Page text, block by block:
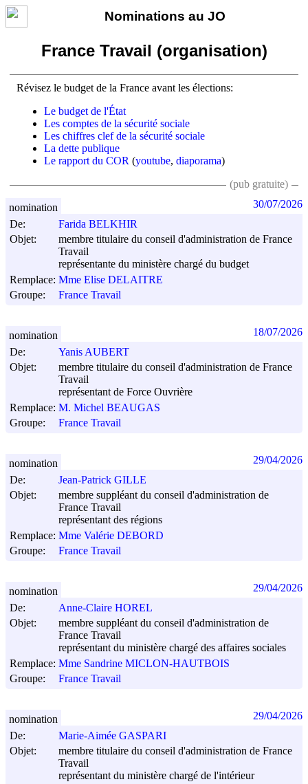
Nominations au JO
France Travail (organisation)
Révisez le budget de la France avant les élections:
Le budget de l'État
Les comptes de la sécurité sociale
Les chiffres clef de la sécurité sociale
La dette publique
Le rapport du COR (youtube, diaporama)
(pub gratuite)
De:
Farida BELKHIR
Objet:
membre titulaire du conseil d'administration de France
Travail
représentante du ministère chargé du budget
Remplace: Mme Elise DELAITRE
Groupe:
France Travail
nomination 30/07/2026
De:
Yanis AUBERT
Objet:
membre titulaire du conseil d'administration de France
Travail
représentant de Force Ouvrière
Remplace: M. Michel BEAUGAS
Groupe:
France Travail
nomination 18/07/2026
De:
Jean-Patrick GILLE
Objet:
membre suppléant du conseil d'administration de
France Travail
représentant des régions
Remplace: Mme Valérie DEBORD
Groupe:
France Travail
nomination 29/04/2026
De:
Anne-Claire HOREL
Objet:
membre suppléant du conseil d'administration de
France Travail
représentant du ministère chargé des affaires sociales
Remplace: Mme Sandrine MICLON-HAUTBOIS
Groupe:
France Travail
nomination 29/04/2026
De:
Marie-Aimée GASPARI
Objet:
membre titulaire du conseil d'administration de France
Travail
représentant du ministère chargé de l'intérieur
nomination 29/04/2026